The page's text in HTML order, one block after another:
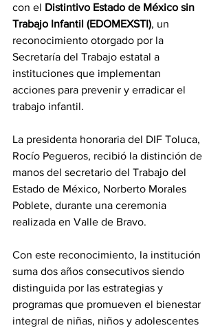
con el Distintivo Estado de México sin
Trabajo Infantil (EDOMEXSTI), un
reconocimiento otorgado por la
Secretaría del Trabajo estatal a
instituciones que implementan
acciones para prevenir y erradicar el
trabajo infantil.
La presidenta honoraria del DIF Toluca,
Rocío Pegueros, recibió la distinción de
manos del secretario del Trabajo del
Estado de México, Norberto Morales
Poblete, durante una ceremonia
realizada en Valle de Bravo.
Con este reconocimiento, la institución
suma dos años consecutivos siendo
distinguida por las estrategias y
programas que promueven el bienestar
integral de niñas, niños y adolescentes